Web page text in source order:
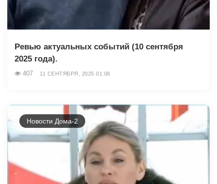
Ревью актуальных событий (10 сентября
2025 года).
407 11 СЕНТЯБРЯ, 2025 01:06
Новости Дома-2